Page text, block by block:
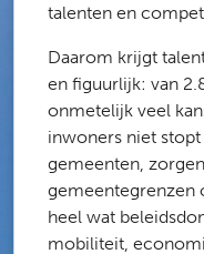
talenten en
Daarom krijgt
en figuurlijk: van
onmetelijk veel
inwoners niet stopt
gemeenten,
gemeentegrenzen
heel wat
mobiliteit,